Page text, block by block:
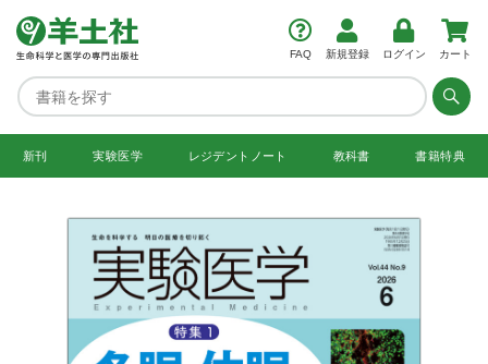
FAQ 新規登録 ログイン カート
新刊 実験医学 レジデント ノート 教科書 書籍特典